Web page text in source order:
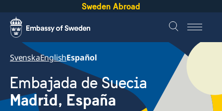
Sweden Abroad
SvenskaEnglishEspañol
Embajada de Suecia
Madrid, España